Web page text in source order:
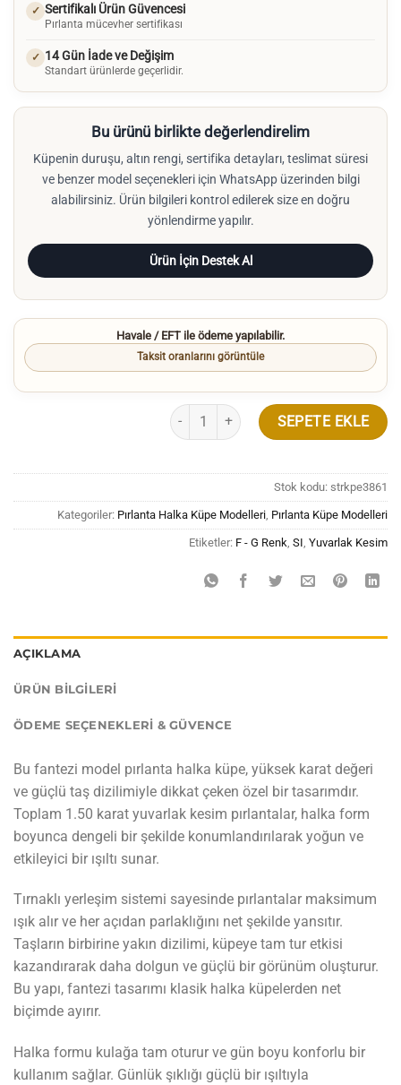
✓ Sertifikalı Ürün Güvencesi
Pırlanta mücevher sertifikası
✓ 14 Gün İade ve Değişim
Standart ürünlerde geçerlidir.
Bu ürünü birlikte değerlendirelim
Küpenin duruşu, altın rengi, sertifika detayları, teslimat süresi
ve benzer model seçenekleri için WhatsApp üzerinden bilgi
alabilirsiniz. Ürün bilgileri kontrol edilerek size en doğru
yönlendirme yapılır.
Ürün İçin Destek Al
Havale / EFT ile ödeme yapılabilir.
Taksit oranlarını görüntüle
1.50 Karat Pırlanta Halka Küpe Fantezi
SEPETE EKLE
Stok kodu: strkpe3861
Kategoriler: Pırlanta Halka Küpe Modelleri Pırlanta Küpe Modelleri
Etiketler: F - G Renk SI Yuvarlak Kesim
AÇIKLAMA
ÜRÜN BILGILERI
ÖDEME SEÇENEKLERI & GÜVENCE
Bu fantezi model pırlanta halka küpe, yüksek karat değeri
ve güçlü taş dizilimiyle dikkat çeken özel bir tasarımdır.
Toplam 1.50 karat yuvarlak kesim pırlantalar, halka form
boyunca dengeli bir şekilde konumlandırılarak yoğun ve
etkileyici bir ışıltı sunar.
Tırnaklı yerleşim sistemi sayesinde pırlantalar maksimum
ışık alır ve her açıdan parlaklığını net şekilde yansıtır.
Taşların birbirine yakın dizilimi, küpeye tam tur etkisi
kazandırarak daha dolgun ve güçlü bir görünüm oluşturur.
Bu yapı, fantezi tasarımı klasik halka küpelerden net
biçimde ayırır.
Halka formu kulağa tam oturur ve gün boyu konforlu bir
kullanım sağlar. Günlük şıklığı güçlü bir ışıltıyla